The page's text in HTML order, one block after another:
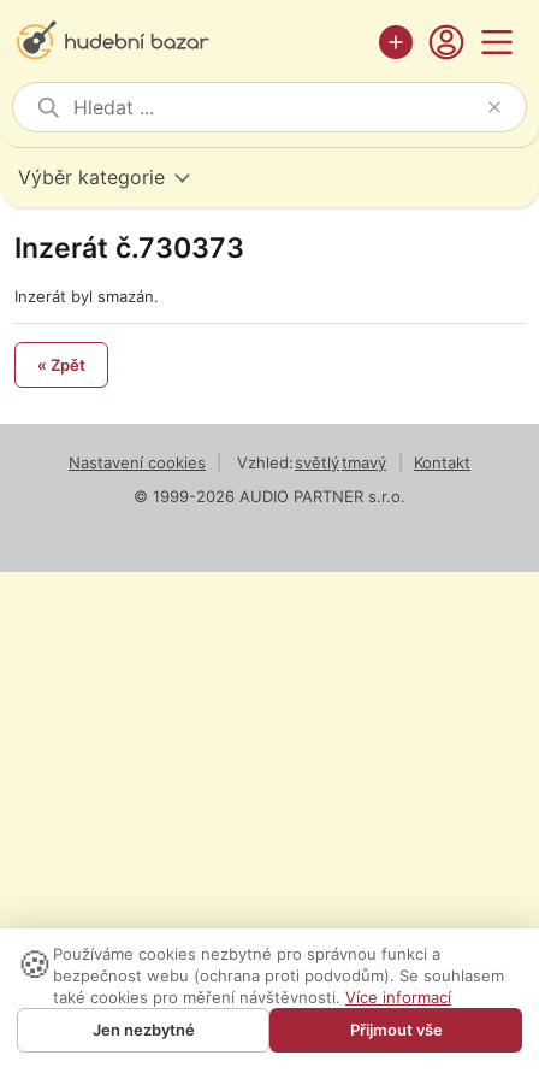
Výběr kategorie
Inzerát č.730373
Inzerát byl smazán.
« Zpět
Nastavení cookies Vzhled:světlýtmavý
Kontakt
© 1999-2026 AUDIO PARTNER s.r.o.
🍪 Používáme cookies nezbytné pro správnou funkci a
bezpečnost webu (ochrana proti podvodům). Se souhlasem
také cookies pro měření návštěvnosti. Více informací
Jen nezbytné
Přijmout vše